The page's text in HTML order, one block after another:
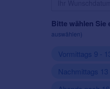
Bitte wählen Sie
auswählen)
Vormittags 9 -
Nachmittags 13